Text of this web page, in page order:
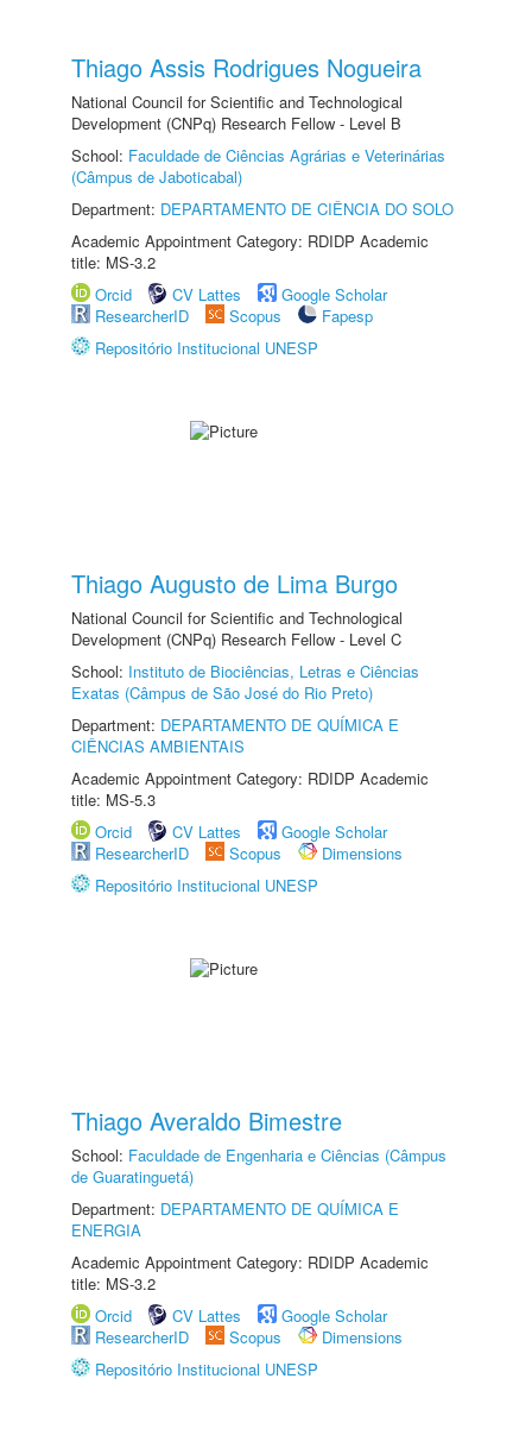
Thiago Assis Rodrigues Nogueira
National Council for Scientific and Technological
Development (CNPq) Research Fellow - Level B
School: Faculdade de Ciências Agrárias e Veterinárias
(Câmpus de Jaboticabal)
Department: DEPARTAMENTO DE CIÊNCIA DO SOLO
Academic Appointment Category: RDIDP Academic
title: MS-3.2
Orcid
CV Lattes
Google Scholar
ResearcherID
Scopus
Fapesp
Repositório Institucional UNESP
Thiago Augusto de Lima Burgo
National Council for Scientific and Technological
Development (CNPq) Research Fellow - Level C
School: Instituto de Biociências, Letras e Ciências
Exatas (Câmpus de São José do Rio Preto)
Department: DEPARTAMENTO DE QUÍMICA E
CIÊNCIAS AMBIENTAIS
Academic Appointment Category: RDIDP Academic
title: MS-5.3
Orcid
CV Lattes
Google Scholar
ResearcherID
Scopus
Dimensions
Repositório Institucional UNESP
Thiago Averaldo Bimestre
School: Faculdade de Engenharia e Ciências (Câmpus
de Guaratinguetá)
Department: DEPARTAMENTO DE QUÍMICA E
ENERGIA
Academic Appointment Category: RDIDP Academic
title: MS-3.2
Orcid
CV Lattes
Google Scholar
ResearcherID
Scopus
Dimensions
Repositório Institucional UNESP